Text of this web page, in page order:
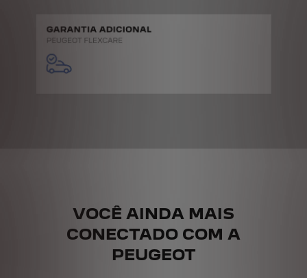
VOCÊ AINDA MAIS
CONECTADO COM A
PEUGEOT